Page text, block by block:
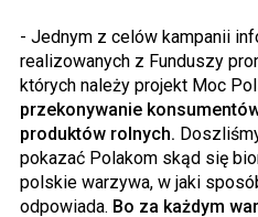
- Jednym z celów kampanii
realizowanych z Funduszy
których należy projekt Moc
przekonywanie
produktów rolnych.
pokazać Polakom skąd się
polskie warzywa, w jaki
odpowiada. Bo za każdym